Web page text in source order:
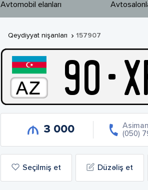
Avtomobil elanları
Qeydiyyat nişanları  157907
90-X
3 000 Asiman
(050)
Seçilmiş et Düzəliş et